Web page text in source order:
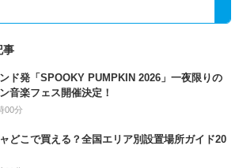
事
ド発「SPOOKY PUMPKIN 2026」一夜限りの
音楽フェス開催決定！
00分
どこで買える？全国エリア別設置場所ガイド20